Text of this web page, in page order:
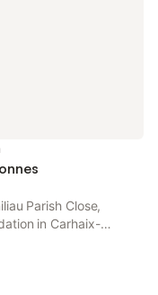
Parish Close,
in Carhaix-
facilities, as well as